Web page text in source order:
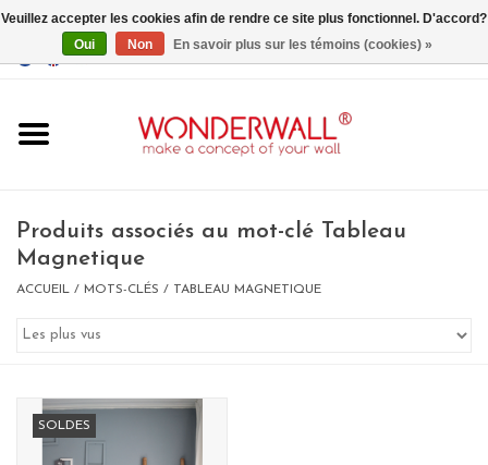
EUR/GBP
Produits associés au mot-clé Tableau
Magnetique
ACCUEIL / MOTS-CLÉS / TABLEAU MAGNETIQUE
SOLDES
Veuillez accepter les cookies afin de rendre ce site plus fonctionnel. D'accord?
Oui
Non En savoir plus sur les témoins (cookies) »